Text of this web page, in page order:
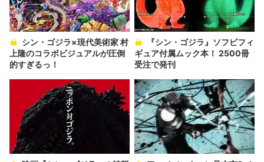
上隆のコラボビジュアルが圧倒
的すぎるっ！
ギュア付属ムック本！ 2500冊
受注で発刊